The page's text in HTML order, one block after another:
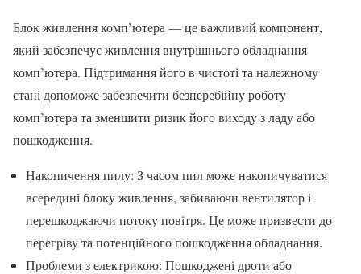
Блок живлення комп’ютера — це важливий компонент,
який забезпечує живлення внутрішнього обладнання
комп’ютера. Підтримання його в чистоті та належному
стані допоможе забезпечити безперебійну роботу
комп’ютера та зменшити ризик його виходу з ладу або
пошкодження.
Накопичення пилу: З часом пил може накопичуватися
всередині блоку живлення, забиваючи вентилятор і
перешкоджаючи потоку повітря. Це може призвести до
перегріву та потенційного пошкодження обладнання.
Проблеми з електрикою: Пошкоджені дроти або